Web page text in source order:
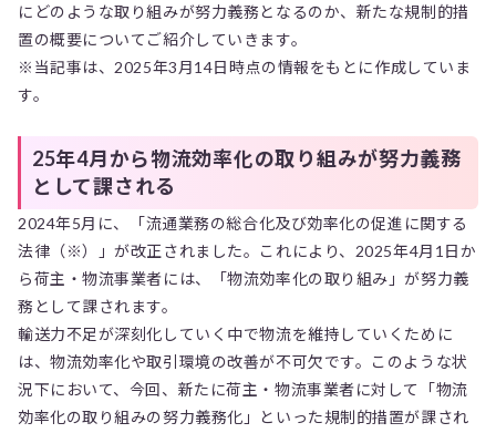
にどのような取り組みが努力義務となるのか、新たな規制的措
置の概要についてご紹介していきます。
※当記事は、2025年3月14日時点の情報をもとに作成していま
す。
25年4月から物流効率化の取り組みが努力義務
として課される
2024年5月に、「流通業務の総合化及び効率化の促進に関する
法律（※）」が改正されました。これにより、2025年4月1日か
ら荷主・物流事業者には、「物流効率化の取り組み」が努力義
務として課されます。
輸送力不足が深刻化していく中で物流を維持していくために
は、物流効率化や取引環境の改善が不可欠です。このような状
況下において、今回、新たに荷主・物流事業者に対して「物流
効率化の取り組みの努力義務化」といった規制的措置が課され